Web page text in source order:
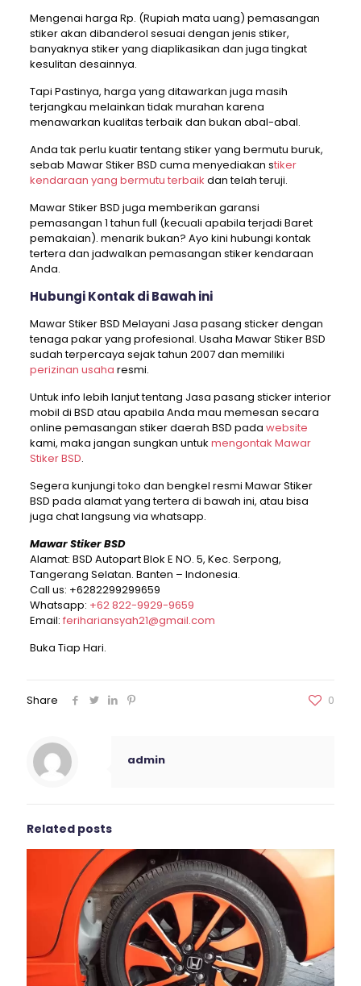
Mengenai harga Rp. (Rupiah mata uang) pemasangan
stiker akan dibanderol sesuai dengan jenis stiker,
banyaknya stiker yang diaplikasikan dan juga tingkat
kesulitan desainnya.
Tapi Pastinya, harga yang ditawarkan juga masih
terjangkau melainkan tidak murahan karena
menawarkan kualitas terbaik dan bukan abal-abal.
Anda tak perlu kuatir tentang stiker yang bermutu buruk,
sebab Mawar Stiker BSD cuma menyediakan stiker
kendaraan yang bermutu terbaik dan telah teruji.
Mawar Stiker BSD juga memberikan garansi
pemasangan 1 tahun full (kecuali apabila terjadi Baret
pemakaian). menarik bukan? Ayo kini hubungi kontak
tertera dan jadwalkan pemasangan stiker kendaraan
Anda.
Hubungi Kontak di Bawah ini
Mawar Stiker BSD Melayani Jasa pasang sticker dengan
tenaga pakar yang profesional. Usaha Mawar Stiker BSD
sudah terpercaya sejak tahun 2007 dan memiliki
perizinan usaha resmi.
Untuk info lebih lanjut tentang Jasa pasang sticker interior
mobil di BSD atau apabila Anda mau memesan secara
online pemasangan stiker daerah BSD pada website
kami, maka jangan sungkan untuk mengontak Mawar
Stiker BSD.
Segera kunjungi toko dan bengkel resmi Mawar Stiker
BSD pada alamat yang tertera di bawah ini, atau bisa
juga chat langsung via whatsapp.
Mawar Stiker BSD
Alamat: BSD Autopart Blok E NO. 5, Kec. Serpong,
Tangerang Selatan. Banten – Indonesia.
Call us: +6282299299659
Whatsapp: +62 822-9929-9659
Email: ferihariansyah21@gmail.com
Buka Tiap Hari.
Share 0
admin
Related posts